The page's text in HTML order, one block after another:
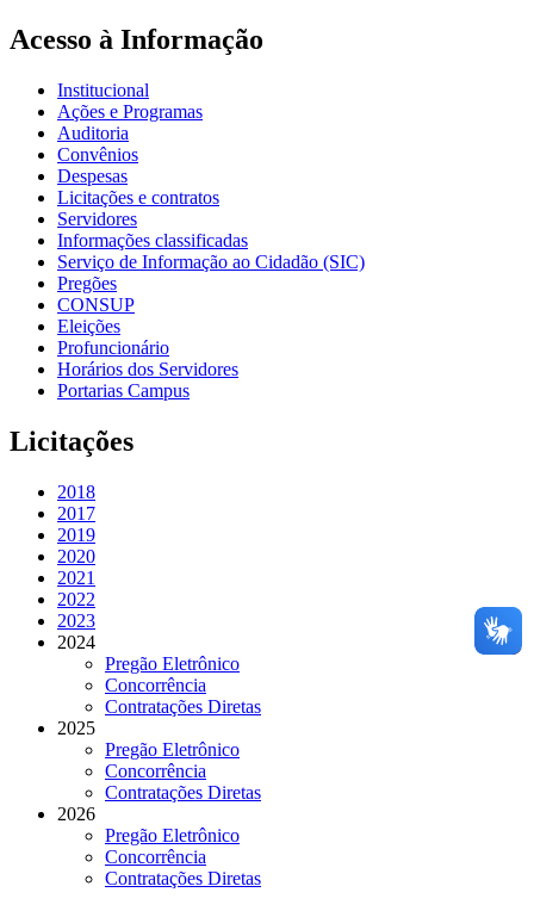
Acesso à Informação
Institucional
Ações e Programas
Auditoria
Convênios
Despesas
Licitações e contratos
Servidores
Informações classificadas
Serviço de Informação ao Cidadão (SIC)
Pregões
CONSUP
Eleições
Profuncionário
Horários dos Servidores
Portarias Campus
Licitações
2018
2017
2019
2020
2021
2022
2023
2024
Pregão Eletrônico
Concorrência
Contratações Diretas
2025
Pregão Eletrônico
Concorrência
Contratações Diretas
2026
Pregão Eletrônico
Concorrência
Contratações Diretas